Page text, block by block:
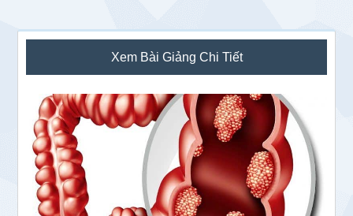
Sidebar
chính
Xem Bài Giảng Chi Tiết